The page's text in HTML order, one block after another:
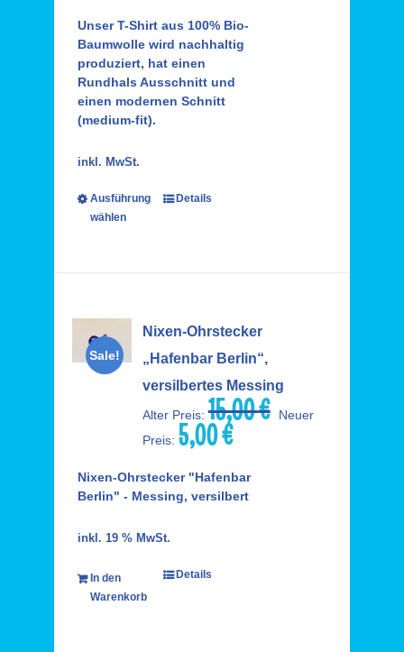
Unser T-Shirt aus 100% Bio-
Baumwolle wird nachhaltig
produziert, hat einen
Rundhals Ausschnitt und
einen modernen Schnitt
(medium-fit).
inkl. MwSt.
Ausführung
wählen
Details
Sale!
Nixen-Ohrstecker
„Hafenbar Berlin“,
versilbertes Messing
Alter Preis: 15,00€
Ursprünglicher
Neuer
Preis: 5,00€Aktueller
ist:
5,00 €.
Nixen-Ohrstecker "Hafenbar
Berlin" - Messing, versilbert
inkl. 19 % MwSt.
In den
Warenkorb
Details